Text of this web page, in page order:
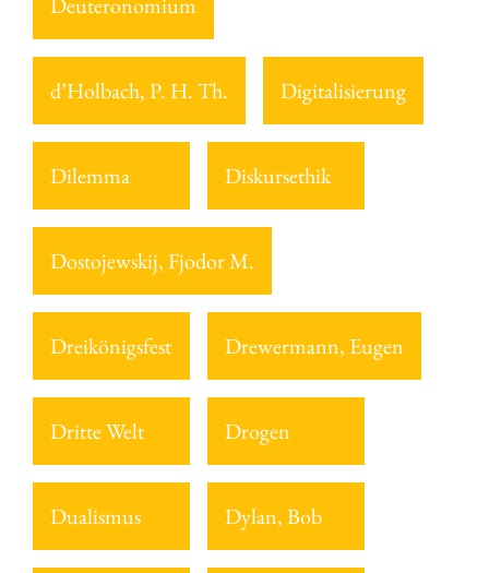
d’Holbach, P. H. Th. Digitalisierung
Dilemma Diskursethik
Dostojewskij, Fjodor M.
Dreikönigsfest Drewermann, Eugen
Dritte Welt Drogen
Dualismus Dylan, Bob